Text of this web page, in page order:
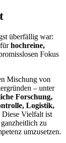
überfällig war:
hochreine,
Fokus
Mischung von
– unter
Forschung,
Logistik,
Diese Vielfalt ist
zu
umzusetzen.